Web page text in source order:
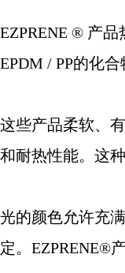
EZPRENE ® 产品
EPDM / PP的化合
这些产品柔软、
和耐热性能。这
光的颜色允许充
定。 EZPRENE®